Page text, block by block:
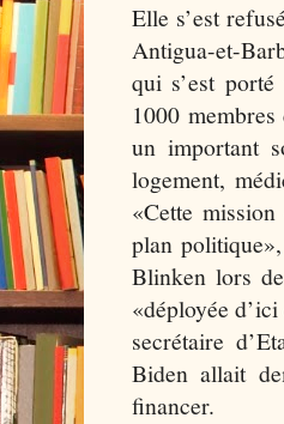
Elle s’est
Antigua-et-
qui s’est
1000
un important
logement,
«Cette
plan
Blinken lors
«déployée
secrétaire
Biden allait
financer.